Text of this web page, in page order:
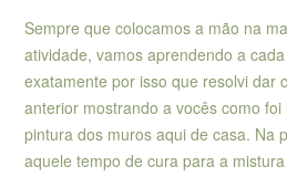
Sempre que colocamos a mão na
atividade, vamos aprendendo a
exatamente por isso que resolvi dar
anterior mostrando a vocês como
pintura dos muros aqui de casa. Na
aquele tempo de cura para a